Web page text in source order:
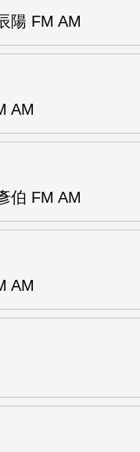
陽 FM AM
AM
伯 FM AM
AM